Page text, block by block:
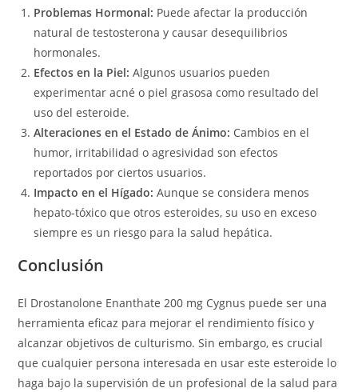
Problemas Hormonal: Puede afectar la producción
natural de testosterona y causar desequilibrios
hormonales.
Efectos en la Piel: Algunos usuarios pueden
experimentar acné o piel grasosa como resultado del
uso del esteroide.
Alteraciones en el Estado de Ánimo: Cambios en el
humor, irritabilidad o agresividad son efectos
reportados por ciertos usuarios.
Impacto en el Hígado: Aunque se considera menos
hepato-tóxico que otros esteroides, su uso en exceso
siempre es un riesgo para la salud hepática.
Conclusión
El Drostanolone Enanthate 200 mg Cygnus puede ser una
herramienta eficaz para mejorar el rendimiento físico y
alcanzar objetivos de culturismo. Sin embargo, es crucial
que cualquier persona interesada en usar este esteroide lo
haga bajo la supervisión de un profesional de la salud para